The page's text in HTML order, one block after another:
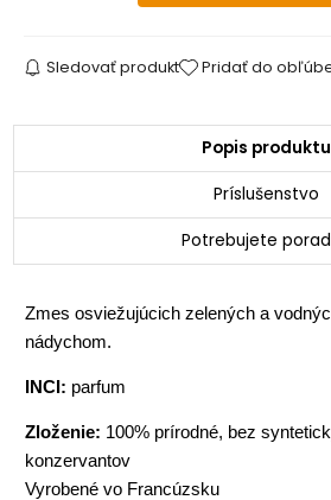
Sledovať produkt Pridať do
Popis produktu
Príslušenstvo
Potrebujete
Zmes osviežujúcich zelených a
nádychom.
INCI: parfum
Zloženie: 100% prírodné, bez
konzervantov
Vyrobené vo Francúzsku